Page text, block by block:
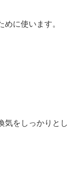
に使います。
気をしっかりとし